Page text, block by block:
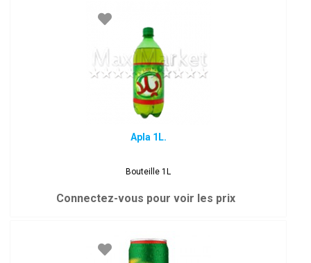
Apla 1L.
Bouteille 1L
Connectez-vous pour voir les prix